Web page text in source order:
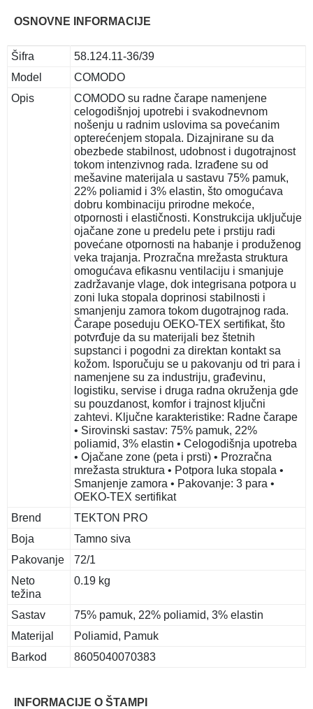
OSNOVNE INFORMACIJE
Šifra
58.124.11-36/39
Model
COMODO
Opis
COMODO su radne čarape namenjene
celogodišnjoj upotrebi i svakodnevnom
nošenju u radnim uslovima sa povećanim
opterećenjem stopala. Dizajnirane su da
obezbede stabilnost, udobnost i dugotrajnost
tokom intenzivnog rada. Izrađene su od
mešavine materijala u sastavu 75% pamuk,
22% poliamid i 3% elastin, što omogućava
dobru kombinaciju prirodne mekoće,
otpornosti i elastičnosti. Konstrukcija uključuje
ojačane zone u predelu pete i prstiju radi
povećane otpornosti na habanje i produženog
veka trajanja. Prozračna mrežasta struktura
omogućava efikasnu ventilaciju i smanjuje
zadržavanje vlage, dok integrisana potpora u
zoni luka stopala doprinosi stabilnosti i
smanjenju zamora tokom dugotrajnog rada.
Čarape poseduju OEKO-TEX sertifikat, što
potvrđuje da su materijali bez štetnih
supstanci i pogodni za direktan kontakt sa
kožom. Isporučuju se u pakovanju od tri para i
namenjene su za industriju, građevinu,
logistiku, servise i druga radna okruženja gde
su pouzdanost, komfor i trajnost ključni
zahtevi. Ključne karakteristike: Radne čarape
• Sirovinski sastav: 75% pamuk, 22%
poliamid, 3% elastin • Celogodišnja upotreba
• Ojačane zone (peta i prsti) • Prozračna
mrežasta struktura • Potpora luka stopala •
Smanjenje zamora • Pakovanje: 3 para •
OEKO-TEX sertifikat
Brend
TEKTON PRO
Boja
Tamno siva
Pakovanje
72/1
Neto
težina
0.19 kg
Sastav
75% pamuk, 22% poliamid, 3% elastin
Materijal
Poliamid, Pamuk
Barkod
8605040070383
INFORMACIJE O ŠTAMPI